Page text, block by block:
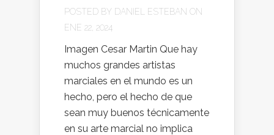
POSTED BY DANIEL ESTEBAN ON
ENE 22, 2024
Imagen Cesar Martin Que hay
muchos grandes artistas
marciales en el mundo es un
hecho, pero el hecho de que
sean muy buenos técnicamente
en su arte marcial no implica